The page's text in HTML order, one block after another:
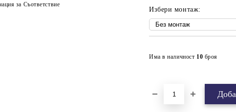
Избери монтаж:
Има в наличност 10 броя
за Съответствие